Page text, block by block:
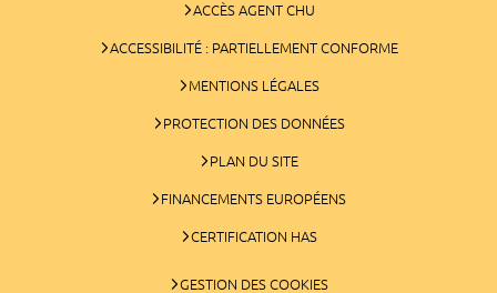
ACCÈS AGENT CHU
ACCESSIBILITÉ : PARTIELLEMENT CONFORME
MENTIONS LÉGALES
PROTECTION DES DONNÉES
PLAN DU SITE
FINANCEMENTS EUROPÉENS
CERTIFICATION HAS
GESTION DES COOKIES